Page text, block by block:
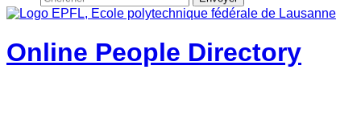
Online People Directory